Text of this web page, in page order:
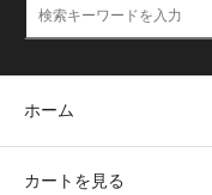
ホーム
カートを見る